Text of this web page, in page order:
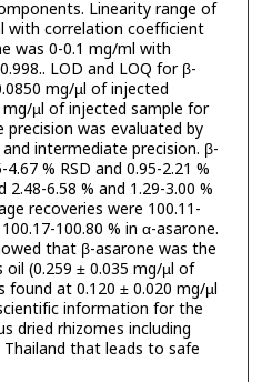
Linearity range of
with correlation coefficient
was 0-0.1 mg/ml with
LOD and LOQ for β-
mg/µl of injected
mg/µl of injected sample for
precision was evaluated by
intermediate precision. β-
% RSD and 0.95-2.21 %
6.58 % and 1.29-3.00 %
recoveries were 100.11-
100.80 % in α-asarone.
that β-asarone was the
(0.259 ± 0.035 mg/µl of
found at 0.120 ± 0.020 mg/µl
information for the
dried rhizomes including
that leads to safe